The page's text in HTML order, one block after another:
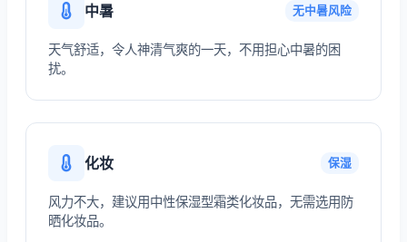
中暑 无中暑风险
天气舒适，令人神清气爽的一天，不用担心中暑的困
扰。
化妆 保湿
风力不大，建议用中性保湿型霜类化妆品，无需选用防
晒化妆品。